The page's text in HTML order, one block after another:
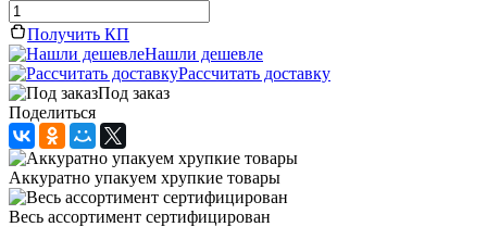
Получить КП
Нашли дешевле
Рассчитать доставку
Под заказ
Поделиться
Аккуратно упакуем хрупкие товары
Весь ассортимент сертифицирован